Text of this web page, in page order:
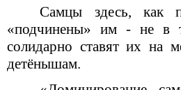
Самцы здесь, как
«подчинены» им - не в
солидарно ставят их на
детёнышам.